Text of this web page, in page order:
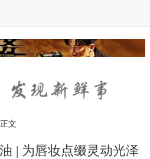
文
| 为唇妆点缀灵动光泽